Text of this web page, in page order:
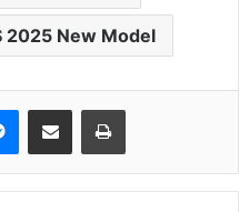
2025 New Model
Messenger
Share via Email Print